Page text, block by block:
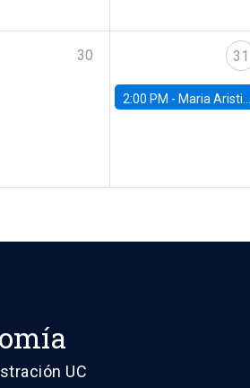
30 31
2:00 PM - Maria Aristizabal-Ramirez, FED Board
UC